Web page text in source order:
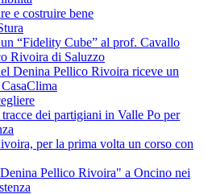
e costruire bene
“Fidelity Cube” al prof. Cavallo
Rivoira di Saluzzo
Denina Pellico Rivoira riceve un
dei partigiani in Valle Po per
per la prima volta un corso con
Pellico Rivoira" a Oncino nei